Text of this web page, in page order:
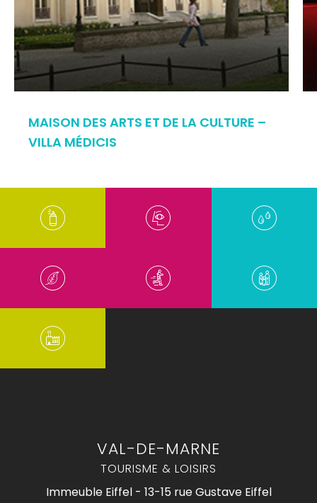
MAISON DES ARTS ET DE LA CULTURE –
VILLA MÉDICIS
VAL-DE-MARNE
TOURISME & LOISIRS
Immeuble Eiffel - 13-15 rue Gustave Eiffel